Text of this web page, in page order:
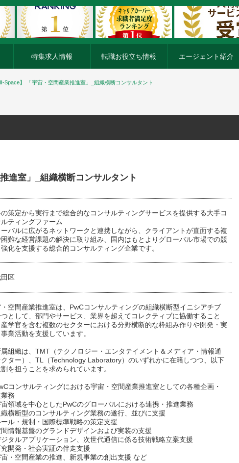
ン
特集求人情報 転職お役立ち情報 エージェント紹介
Space】 「宇宙・空間産業推進室」_組織横断コンサルタント
進室」_組織横断コンサルタント
策定から実行まで総合的なコンサルティングサービスを提供する大手コ
ルティングファーム
バルに広がるネットワークと連携しながら、クライアントが直面する複
難な経営課題の解決に取り組み、国内はもとよりグローバル市場での競
化を支援する総合的コンサルティング企業です。
区
空間産業推進室は、PwCコンサルティングの組織横断型イニシアチブ
として、部門やサービス、業界を超えてコレクティブに協働すること
産学官を含む複数のセクターにおける分野横断的な枠組み作りや開発・実
業活動を支援しています。
組織は、TMT（テクノロジー・エンタテイメント＆メディア・情報通
ター）、TL（Technology Laboratory）のいずれかに在籍しつつ、以下
を担うことを求められています。
コンサルティングにおける宇宙・空間産業推進室としての各種企画・
務
宙領域を中心としたPwCのグローバルにおける連携・推進業務
織横断型のコンサルティング業務の遂行、並びに支援
ル・規制・国際標準戦略の策定支援
情報基盤のグランドデザインおよび実装の支援
タルアプリケーション、次世代通信に係る技術戦略立案支援
開発・社会実証の伴走支援
宙・空間産業の推進、新規事業の創出支援 など